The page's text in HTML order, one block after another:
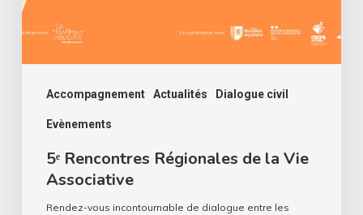
Accompagnement Actualités Dialogue civil
Evènements
Associative
5ᵉ Rencontres Régionales de la Vie
Associative
Rendez-vous incontournable de dialogue entre les